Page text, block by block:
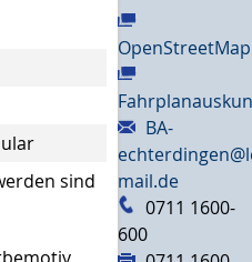
sind
OpenStreetMap
BA-
mail.de
0711 1600-
600